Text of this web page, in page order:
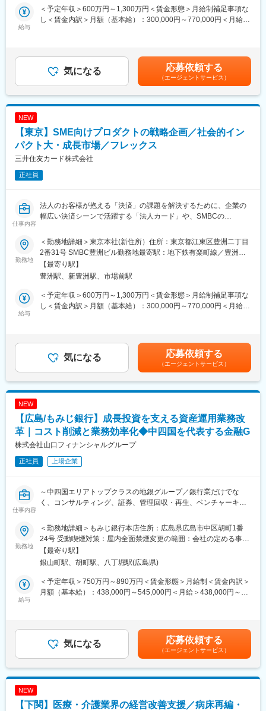
商品企画5G（11名）：非対面決済(カード・口振・デジタルサー
ビス等)システムの基盤強化・安定化
変更の範囲：変更なし※就業規則 第４４条に基づき出向を命じる
ことがある
（1）外部パートナーを活用した新規事業開発（0→1）
・SaaS・FinTech企業との協業を踏まえた、市場動向や顧客課題
（2）パートナー協業の企画・推進
・SaaS・FinTech・プラットフォーマーなどとの協業テーマや連
ドマップ策定
（3）既存プロダクトの価値拡張・グロース（1→10）
■SMBCグループのアセットを活かして、新規事業を創り出せる環
境
の強みを活かしながら、外部パートナーと協力して新たな事業を
企画できます。
■パートナー企業との協業を通じて、幅広いビジネス経験が積める
モデルを実践できます。
単なる連携にとどまらず、BizDev・アライアンスとしてのスキル
アイデア探索、PoC、事業化といった0→1の動きから、既存サー
ビスの価値拡張やグロースまで、一連の事業構築プロセスに携わ
給与
＜予定年収＞600万円～1,300万円＜賃金形態＞月給制補足事項な
し＜賃金内訳＞月額（基本給）：300,000円～770,000円＜月給＞
（6月・12月）賃金はあくまでも目安の金額であり、選考を通じ
て上下する可能性があります。月給(月額)は固定手当を含めた表記
です。
気になる 応募依頼する
（エージェントサービス）
NEW
【東京】SME向けプロダクトの戦略企画／社会的イン
パクト大・成長市場／フレックス
三井住友カード株式会社
正社員
仕事内容
法人のお客様が抱える「決済」の課題を解決するために、企業の
幅広い決済シーンで活躍する「法人カード」や、SMBCの
を提供しています。
本ポジションでは、中小企業や小規模事業者（SME）市場をター
ゲットに、革新的な新商品やサービスを企画・推進しておりま
す。市場のトレンドや競合動向を的確に分析し、それに基づく事
業戦略を立案することで、顧客のビジネスの発展を支援する重要
な役割を担います。
調査・分析。
データに基づくインサイトを抽出し、戦略立案に活用。
戦略に基づいた具体的な商品・サービス、アライアンス企画等
を立案。
企画書やビジネス要件定義を作成、関連部署やグループ企業等
（4）分析・改善
継続的に次の施策に反映させるサイクルを構築。
・拡大する市場環境での挑戦：
デジタル化やキャッシュレス化が拡大するSMEをターゲットにし
ており、成長市場の中で働くやりがいがあります。
・スケールのある取り組みによるやりがい：
SMBCグループ企業との連携、他社とのアライアンスなどスケー
ルのある取り組みで、スケールのある事業展開にチャレンジでき
経営課題解決に貢献することで、広い視点で社会に役立つ仕事が
できます。
ことがある
勤務地
＜勤務地詳細＞東京本社(新住所）住所：東京都江東区豊洲二丁目
2番31号 SMBC豊洲ビル勤務地最寄駅：地下鉄有楽町線／豊洲駅
受動喫煙対策：屋内全面禁煙変更の範囲：会社の定める事業所
（リモートワーク含む）
【最寄り駅】
豊洲駅、新豊洲駅、市場前駅
給与
＜予定年収＞600万円～1,300万円＜賃金形態＞月給制補足事項な
し＜賃金内訳＞月額（基本給）：300,000円～770,000円＜月給＞
（6月・12月）賃金はあくまでも目安の金額であり、選考を通じ
て上下する可能性があります。月給(月額)は固定手当を含めた表記
です。
気になる 応募依頼する
（エージェントサービス）
NEW
【広島/もみじ銀行】成長投資を支える資産運用業務改
革｜コスト削減と業務効率化◆中四国を代表する金融G
株式会社山口フィナンシャルグループ
正社員 上場企業
仕事内容
～中四国エリアトップクラスの地銀グループ／銀行業だけでな
く、コンサルティング、証券、管理回収・再生、ベンチャーキャ
■（1） 募集背景
当社グループでは中期経営計画において、資産サポート領域の成
長を見据えつつ、既存業務運営コストの削減と成長投資の拡大を
両立することを重要なテーマとしています。資産運用業務におい
ても、投信バック業務や事務プロセスの最適化を進めるととも
に、NISA制度改訂やファンドラップなどの新規・拡大領域への対
中核を担う人材を募集します。
業務運営モデルを確立することで、資産サポートビジネスの競争
勤務地
＜勤務地詳細＞もみじ銀行本店住所：広島県広島市中区胡町1番
24号 受動喫煙対策：屋内全面禁煙変更の範囲：会社の定める事業
所【最寄り駅】
銀山町駅、胡町駅、八丁堀駅(広島県)
給与
＜予定年収＞750万円～890万円＜賃金形態＞月給制＜賃金内訳＞
月額（基本給）：438,000円～545,000円＜月給＞438,000円～
給賃金はあくまでも目安の金額であり、選考を通じて上下する可
能性があります。月給(月額)は固定手当を含めた表記です。
気になる 応募依頼する
（エージェントサービス）
NEW
【下関】医療・介護業界の経営改善支援／病床再編・